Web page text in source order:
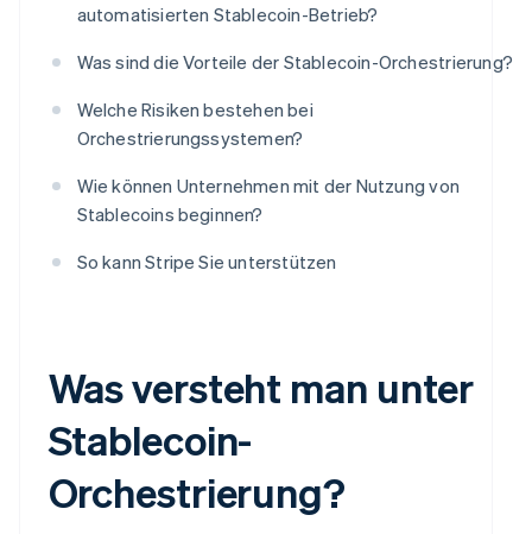
automatisierten Stablecoin-Betrieb?
Was sind die Vorteile der Stablecoin-Orchestrierung?
Welche Risiken bestehen bei
Orchestrierungssystemen?
Wie können Unternehmen mit der Nutzung von
Stablecoins beginnen?
So kann Stripe Sie unterstützen
Was versteht man unter
Stablecoin-
Orchestrierung?